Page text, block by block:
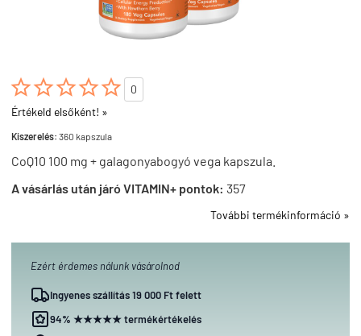

0
Értékeld elsőként! »
Kiszerelés: 360 kapszula
CoQ10 100 mg + galagonyabogyó vega kapszula.
A vásárlás után járó VITAMIN+ pontok: 357
További termékinformáció »
Ezért érdemes nálunk vásárolnod
Ingyenes szállítás 19 000 Ft felett
94% ★★★★★ termékértékelés